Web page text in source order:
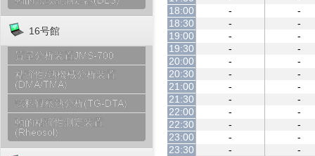
16号館
質量分析装置JMS-700
粘弾性/熱機械分析装置
(DMA/TMA)
試料観察熱分析(TG-DTA)
動的粘弾性測定装置
(Rheosol)
18:00
-
-
18:30
-
-
19:00
-
-
19:30
-
-
20:00
-
-
20:30
-
-
21:00
-
-
21:30
-
-
22:00
-
-
22:30
-
-
23:00
-
-
23:30
- -